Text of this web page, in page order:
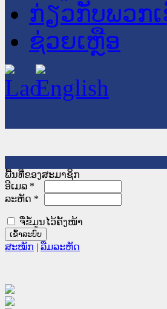
ກ່ຽວກັບພວກເ
ຊ່ວຍເຫຼືອ
ພື້ນທີ່ຂອງສະມາຊິກ
ອີເມລ *
ລະຫັດ *
ຈື່ຂໍ້ມູນໄວ້ຄັ້ງໜ້າ
ສະໝັກ | ລືມລະຫັດ